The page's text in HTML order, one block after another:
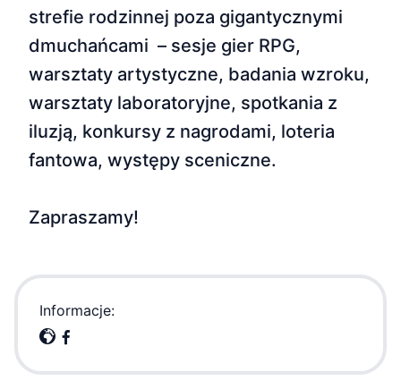
strefie rodzinnej poza gigantycznymi
dmuchańcami – sesje gier RPG,
warsztaty artystyczne, badania wzroku,
warsztaty laboratoryjne, spotkania z
iluzją, konkursy z nagrodami, loteria
fantowa, występy sceniczne.
Zapraszamy!
Informacje: